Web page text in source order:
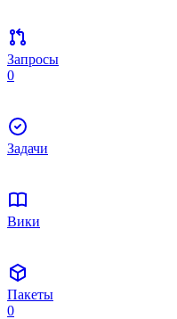
Запросы
0
Задачи
Вики
Пакеты
0